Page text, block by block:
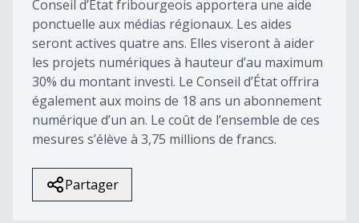
Conseil d’État fribourgeois apportera une aide
ponctuelle aux médias régionaux. Les aides
seront actives quatre ans. Elles viseront à aider
les projets numériques à hauteur d’au maximum
30% du montant investi. Le Conseil d’État offrira
également aux moins de 18 ans un abonnement
numérique d’un an. Le coût de l’ensemble de ces
mesures s’élève à 3,75 millions de francs.
Partager